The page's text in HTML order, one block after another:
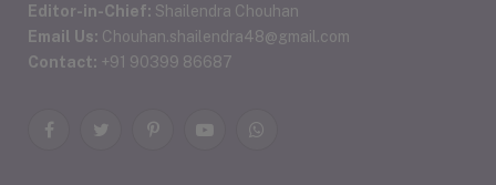
Editor-in-Chief: Shailendra Chouhan
Email Us: Chouhan.shailendra48@gmail.com
Contact: +91 90399 86687
FacebookTwitterPinterestYouTubeWhatsApp